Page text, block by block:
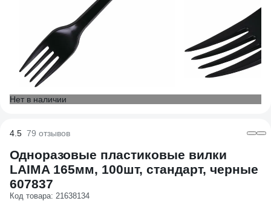
Нет в наличии
4.5 79 отзывов
Одноразовые пластиковые вилки
LAIMA 165мм, 100шт, стандарт, черные
607837
Код товара: 21638134